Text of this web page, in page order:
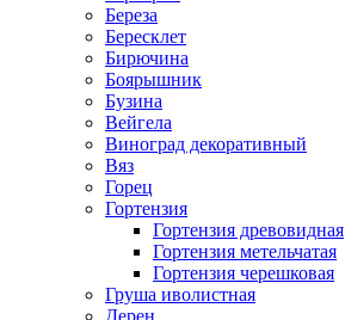
Береза
Бересклет
Бирючина
Боярышник
Бузина
Вейгела
Виноград декоративный
Вяз
Горец
Гортензия
Гортензия древовидная
Гортензия метельчатая
Гортензия черешковая
Груша иволистная
Дерен